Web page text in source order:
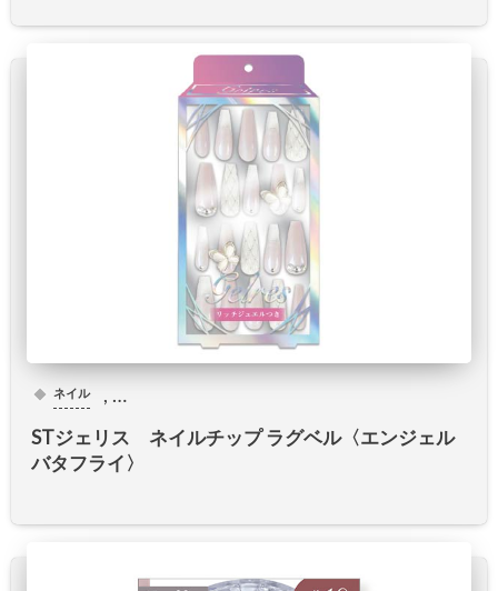
ネイル
STジェリス ネイルチップ ラグベル〈エンジェル
バタフライ〉